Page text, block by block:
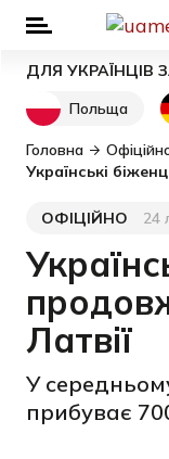
ДЛЯ УКРАЇНЦІВ
Польща
Головна
Українські
Категорія
ОФІЦІЙНО
Дата 24
Латвії
У
прибуває